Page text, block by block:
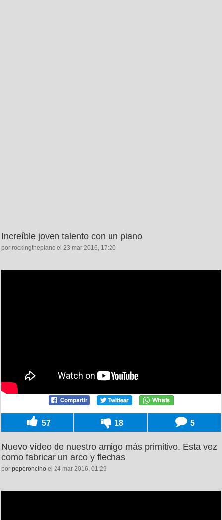
Increíble joven talento con un piano
por rockingthepiano el 23 mar 2016, 17:20
57 18 5
Nuevo vídeo de nuestro amigo más primitivo. Esta vez
como fabricar un arco y flechas
por peperoncino el 24 mar 2016, 01:29